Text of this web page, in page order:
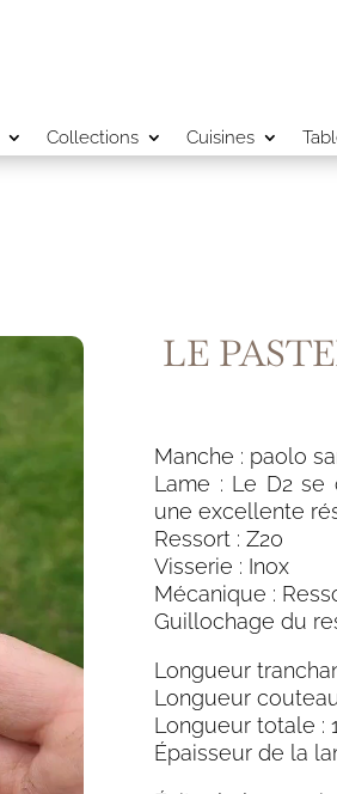
Collections Cuisines
LE
Manche : paolo
Lame : Le D2 se
une excellente
Ressort : Z20
Visserie : Inox
Mécanique :
Guillochage du
Longueur
Longueur
Longueur totale :
Épaisseur de la